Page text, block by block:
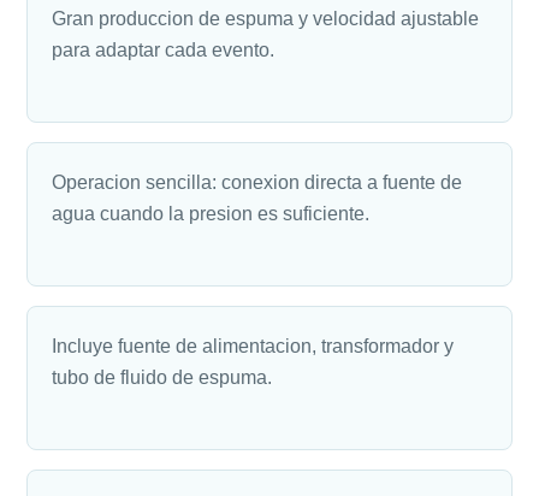
Gran produccion de espuma y velocidad ajustable
para adaptar cada evento.
Operacion sencilla: conexion directa a fuente de
agua cuando la presion es suficiente.
Incluye fuente de alimentacion, transformador y
tubo de fluido de espuma.